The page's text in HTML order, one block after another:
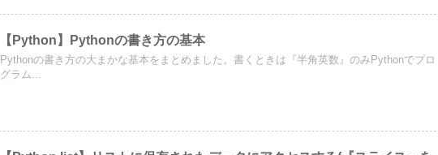
【Python】Pythonの書き方の基本
Pythonの書き方の大まかな基本をまとめました。書くときは『半角英数』のみPythonでプロ
グラム...